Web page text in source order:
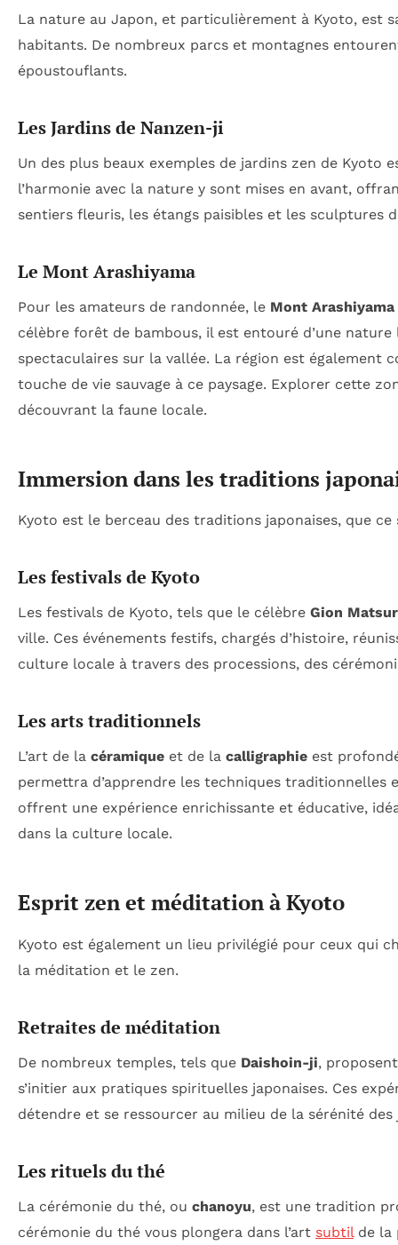
La nature au Japon, et particulièrement à Kyoto, est
habitants. De nombreux parcs et montagnes
époustouflants.
Les Jardins de Nanzen-ji
Un des plus beaux exemples de jardins zen de Kyoto
l’harmonie avec la nature y sont mises en avant,
sentiers fleuris, les étangs paisibles et les sculptures
Le Mont Arashiyama
Pour les amateurs de randonnée, le Mont Arashiyama
célèbre forêt de bambous, il est entouré d’une
spectaculaires sur la vallée. La région est également
touche de vie sauvage à ce paysage. Explorer cette
découvrant la faune locale.
Immersion dans les traditions
Kyoto est le berceau des traditions japonaises, que
Les festivals de Kyoto
Les festivals de Kyoto, tels que le célèbre Gion
ville. Ces événements festifs, chargés d’histoire,
culture locale à travers des processions, des
Les arts traditionnels
L’art de la céramique et de la calligraphie est
permettra d’apprendre les techniques traditionnelles
offrent une expérience enrichissante et éducative,
dans la culture locale.
Esprit zen et méditation à Kyoto
Kyoto est également un lieu privilégié pour ceux qui
la méditation et le zen.
Retraites de méditation
De nombreux temples, tels que Daishoin-ji,
s’initier aux pratiques spirituelles japonaises. Ces
détendre et se ressourcer au milieu de la sérénité
Les rituels du thé
La cérémonie du thé, ou chanoyu, est une tradition
cérémonie du thé vous plongera dans l’art subtilde la